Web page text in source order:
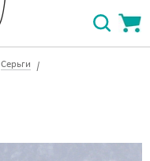
Серьги